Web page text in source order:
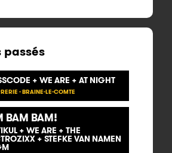
+ WE ARE + AT NIGHT
- BRAINE-LE-COMTE
BAM BAM!
+ WE ARE + THE
+ STEFKE VAN NAMEN